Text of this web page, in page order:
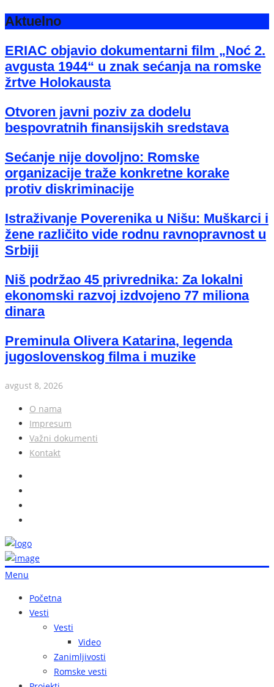
Aktuelno
ERIAC objavio dokumentarni film „Noć 2.
avgusta 1944“ u znak sećanja na romske
žrtve Holokausta
Otvoren javni poziv za dodelu
bespovratnih finansijskih sredstava
Sećanje nije dovoljno: Romske
organizacije traže konkretne korake
protiv diskriminacije
Istraživanje Poverenika u Nišu: Muškarci i
žene različito vide rodnu ravnopravnost u
Srbiji
Niš podržao 45 privrednika: Za lokalni
ekonomski razvoj izdvojeno 77 miliona
dinara
Preminula Olivera Katarina, legenda
jugoslovenskog filma i muzike
avgust 8, 2026
O nama
Impresum
Važni dokumenti
Kontakt
Menu
Početna
Vesti
Vesti
Video
Zanimljivosti
Romske vesti